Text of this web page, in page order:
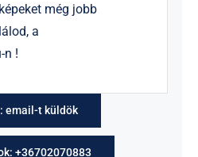
még jobb
a
n !
email-t küldök
+36702070883